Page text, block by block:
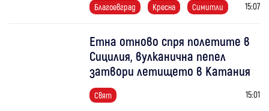
Благоевград Кресна Симитли 15:07
Етна отново спря полетите в
Сицилия, вулканична пепел
затвори летището в Катания
Свят 15:01